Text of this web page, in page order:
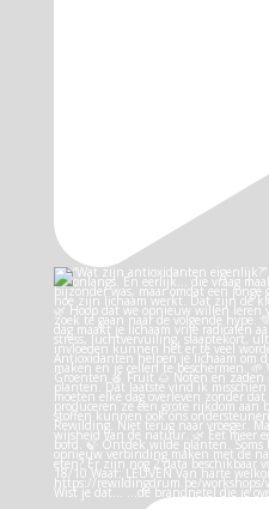
Wist je dat… …de brandnetel die je